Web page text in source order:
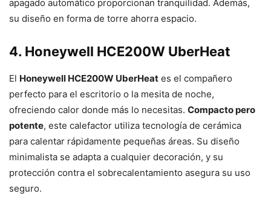
apagado automático proporcionan tranquilidad. Además,
su diseño en forma de torre ahorra espacio.
4. Honeywell HCE200W UberHeat
El Honeywell HCE200W UberHeat es el compañero
perfecto para el escritorio o la mesita de noche,
ofreciendo calor donde más lo necesitas. Compacto pero
potente, este calefactor utiliza tecnología de cerámica
para calentar rápidamente pequeñas áreas. Su diseño
minimalista se adapta a cualquier decoración, y su
protección contra el sobrecalentamiento asegura su uso
seguro.